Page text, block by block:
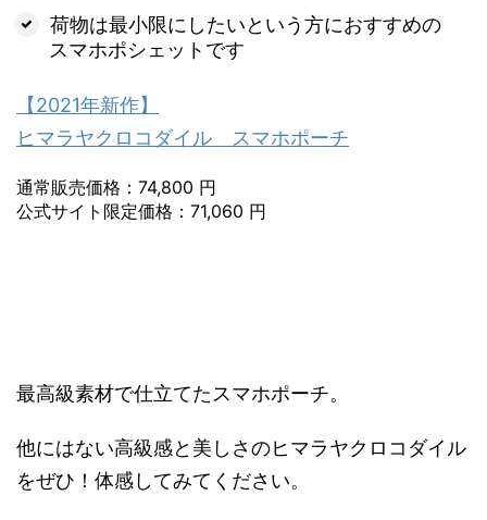
荷物は最小限にしたいという方におすすめの
スマホポシェットです
【2021年新作】
ヒマラヤクロコダイル スマホポーチ
通常販売価格：74,800 円
公式サイト限定価格：71,060 円
最高級素材で仕立てたスマホポーチ。
他にはない高級感と美しさのヒマラヤクロコダイル
をぜひ！体感してみてください。